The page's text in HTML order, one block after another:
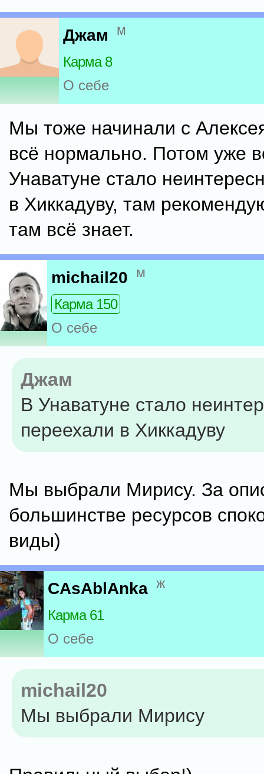
Джам м
Карма 8
О себе
Мы тоже начинали с
всё нормально. Потом уже
Унаватуне стало
в Хиккадуву, там
там всё знает.
michail20 м
Карма 150
О себе
Джам
В Унаватуне стало
переехали в Хиккадуву
Мы выбрали Мирису. За
большинстве ресурсов
виды)
CAsAblAnka ж
Карма 61
О себе
michail20
Мы выбрали Мирису